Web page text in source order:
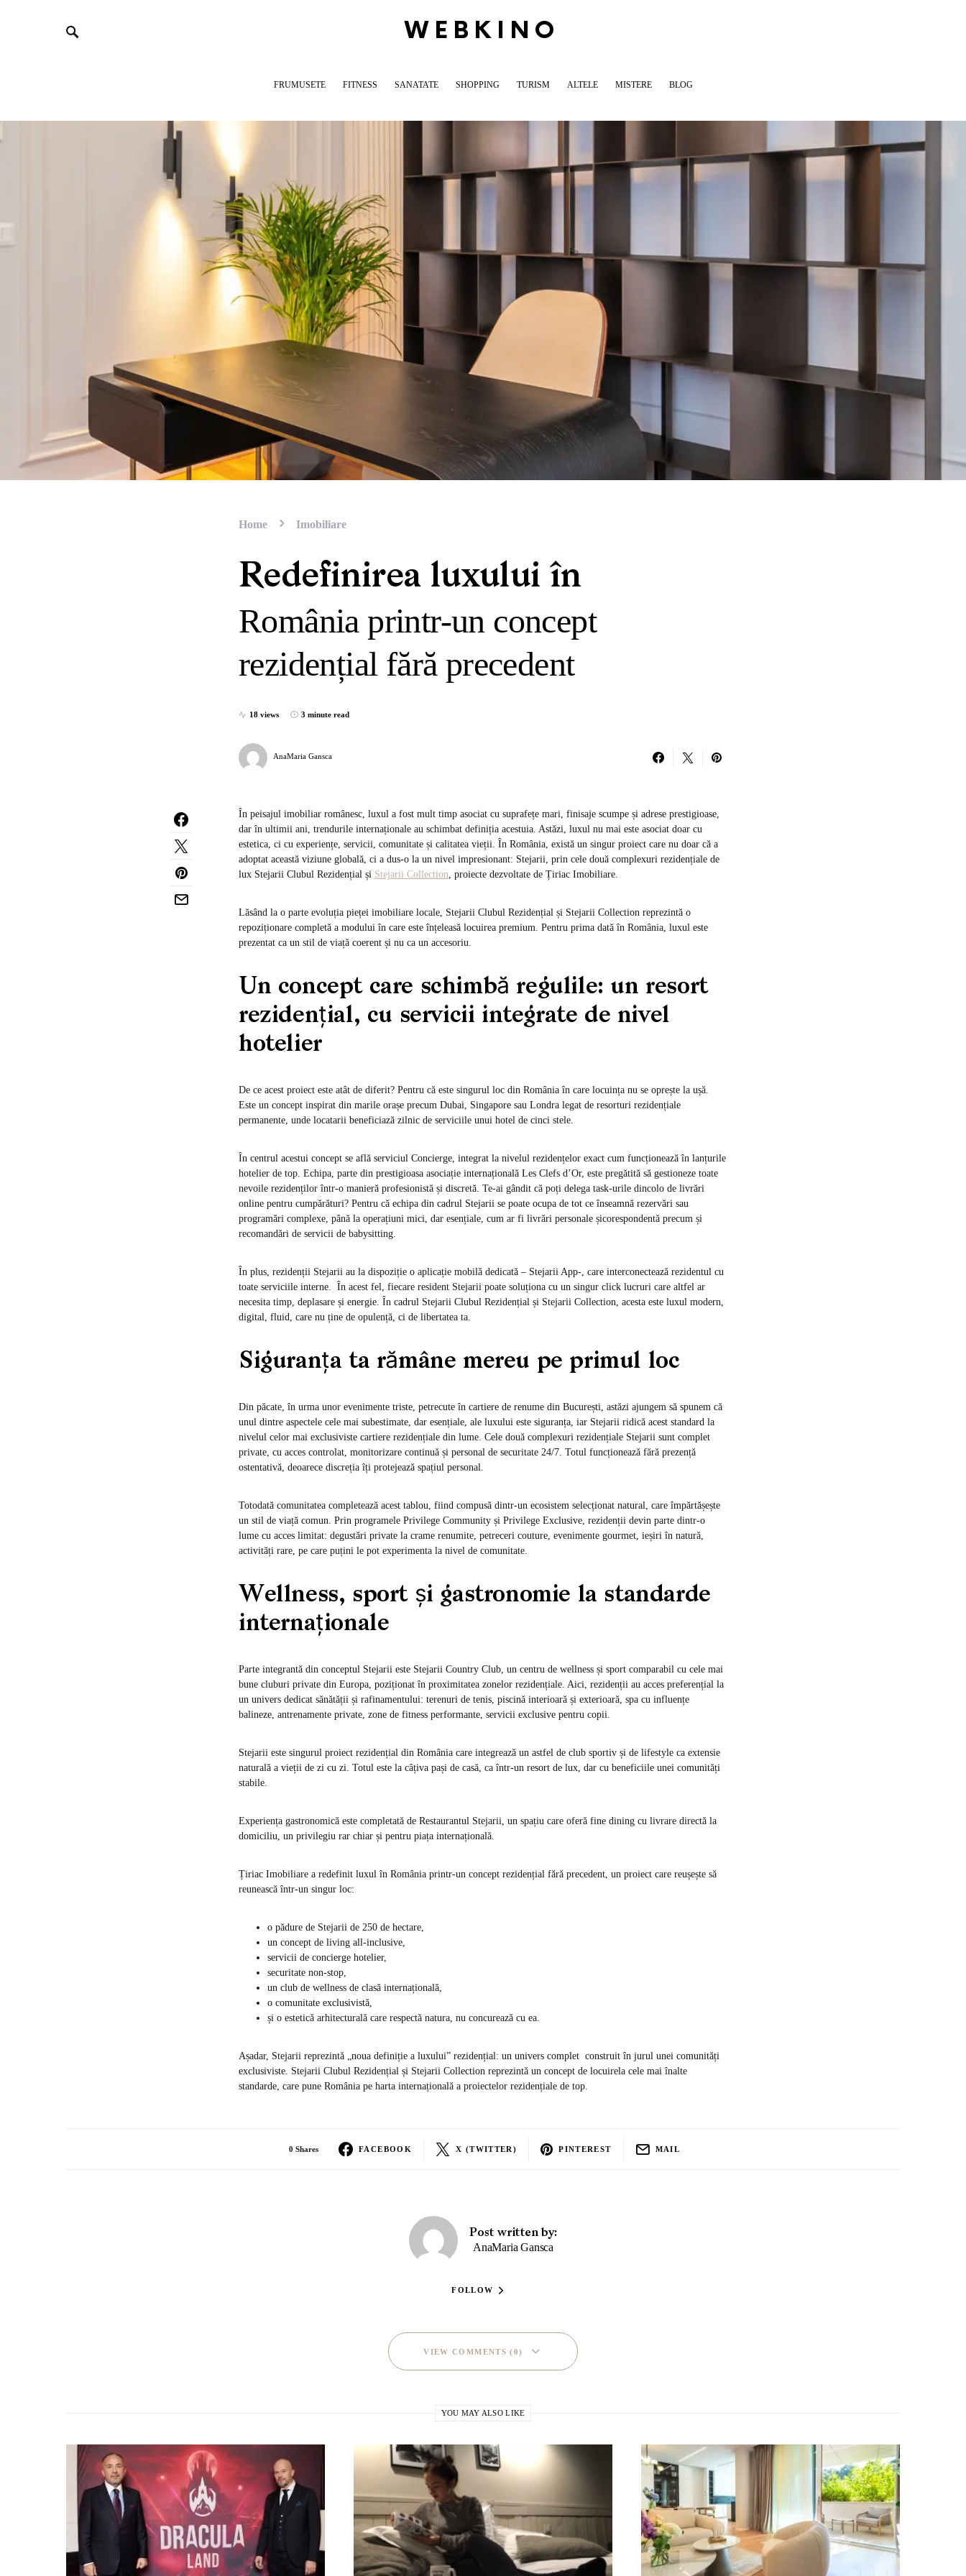
WEBKINO
FRUMUSETE FITNESS SANATATE SHOPPING TURISM ALTELE MISTERE BLOG
Home Imobiliare
Redefinirea luxului în
România printr-un concept
rezidențial fără precedent
18 views 3 minute read
AnaMaria Gansca
În peisajul imobiliar românesc, luxul a fost mult timp asociat cu suprafețe mari, finisaje scumpe și adrese prestigioase,
dar în ultimii ani, trendurile internaționale au schimbat definiția acestuia. Astăzi, luxul nu mai este asociat doar cu
estetica, ci cu experiențe, servicii, comunitate și calitatea vieții. În România, există un singur proiect care nu doar că a
adoptat această viziune globală, ci a dus-o la un nivel impresionant: Stejarii, prin cele două complexuri rezidențiale de
lux Stejarii Clubul Rezidențial și Stejarii Collection, proiecte dezvoltate de Țiriac Imobiliare.
Lăsând la o parte evoluția pieței imobiliare locale, Stejarii Clubul Rezidențial și Stejarii Collection reprezintă o
repoziționare completă a modului în care este înțeleasă locuirea premium. Pentru prima dată în România, luxul este
prezentat ca un stil de viață coerent și nu ca un accesoriu.
Un concept care schimbă regulile: un resort
rezidențial, cu servicii integrate de nivel
hotelier
De ce acest proiect este atât de diferit? Pentru că este singurul loc din România în care locuința nu se oprește la ușă.
Este un concept inspirat din marile orașe precum Dubai, Singapore sau Londra legat de resorturi rezidențiale
permanente, unde locatarii beneficiază zilnic de serviciile unui hotel de cinci stele.
În centrul acestui concept se află serviciul Concierge, integrat la nivelul rezidențelor exact cum funcționează în lanțurile
hotelier de top. Echipa, parte din prestigioasa asociație internațională Les Clefs d’Or, este pregătită să gestioneze toate
nevoile rezidenților într-o manieră profesionistă și discretă. Te-ai gândit că poți delega task-urile dincolo de livrări
online pentru cumpărături? Pentru că echipa din cadrul Stejarii se poate ocupa de tot ce înseamnă rezervări sau
programări complexe, până la operațiuni mici, dar esențiale, cum ar fi livrări personale șicorespondentă precum și
recomandări de servicii de babysitting.
În plus, rezidenții Stejarii au la dispoziție o aplicație mobilă dedicată – Stejarii App-, care interconectează rezidentul cu
toate serviciile interne. În acest fel, fiecare resident Stejarii poate soluționa cu un singur click lucruri care altfel ar
necesita timp, deplasare și energie. În cadrul Stejarii Clubul Rezidențial și Stejarii Collection, acesta este luxul modern,
digital, fluid, care nu ține de opulență, ci de libertatea ta.
Siguranța ta rămâne mereu pe primul loc
Din păcate, în urma unor evenimente triste, petrecute în cartiere de renume din București, astăzi ajungem să spunem că
unul dintre aspectele cele mai subestimate, dar esențiale, ale luxului este siguranța, iar Stejarii ridică acest standard la
nivelul celor mai exclusiviste cartiere rezidențiale din lume. Cele două complexuri rezidențiale Stejarii sunt complet
private, cu acces controlat, monitorizare continuă și personal de securitate 24/7. Totul funcționează fără prezență
ostentativă, deoarece discreția îți protejează spațiul personal.
Totodată comunitatea completează acest tablou, fiind compusă dintr-un ecosistem selecționat natural, care împărtășește
un stil de viață comun. Prin programele Privilege Community și Privilege Exclusive, rezidenții devin parte dintr-o
lume cu acces limitat: degustări private la crame renumite, petreceri couture, evenimente gourmet, ieșiri în natură,
activități rare, pe care puțini le pot experimenta la nivel de comunitate.
Wellness, sport și gastronomie la standarde
internaționale
Parte integrantă din conceptul Stejarii este Stejarii Country Club, un centru de wellness și sport comparabil cu cele mai
bune cluburi private din Europa, poziționat în proximitatea zonelor rezidențiale. Aici, rezidenții au acces preferențial la
un univers dedicat sănătății și rafinamentului: terenuri de tenis, piscină interioară și exterioară, spa cu influențe
balineze, antrenamente private, zone de fitness performante, servicii exclusive pentru copii.
Stejarii este singurul proiect rezidențial din România care integrează un astfel de club sportiv și de lifestyle ca extensie
naturală a vieții de zi cu zi. Totul este la câțiva pași de casă, ca într-un resort de lux, dar cu beneficiile unei comunități
stabile.
Experiența gastronomică este completată de Restaurantul Stejarii, un spațiu care oferă fine dining cu livrare directă la
domiciliu, un privilegiu rar chiar și pentru piața internațională.
Țiriac Imobiliare a redefinit luxul în România printr-un concept rezidențial fără precedent, un proiect care reușește să
reunească într-un singur loc:
o pădure de Stejarii de 250 de hectare,
un concept de living all-inclusive,
servicii de concierge hotelier,
securitate non-stop,
un club de wellness de clasă internațională,
o comunitate exclusivistă,
și o estetică arhitecturală care respectă natura, nu concurează cu ea.
Așadar, Stejarii reprezintă „noua definiție a luxului” rezidențial: un univers complet construit în jurul unei comunități
exclusiviste. Stejarii Clubul Rezidențial și Stejarii Collection reprezintă un concept de locuirela cele mai înalte
standarde, care pune România pe harta internațională a proiectelor rezidențiale de top.
0 Shares FACEBOOK X (TWITTER) PINTEREST MAIL
Post written by:
AnaMaria Gansca
FOLLOW
VIEW COMMENTS (0)
YOU MAY ALSO LIKE